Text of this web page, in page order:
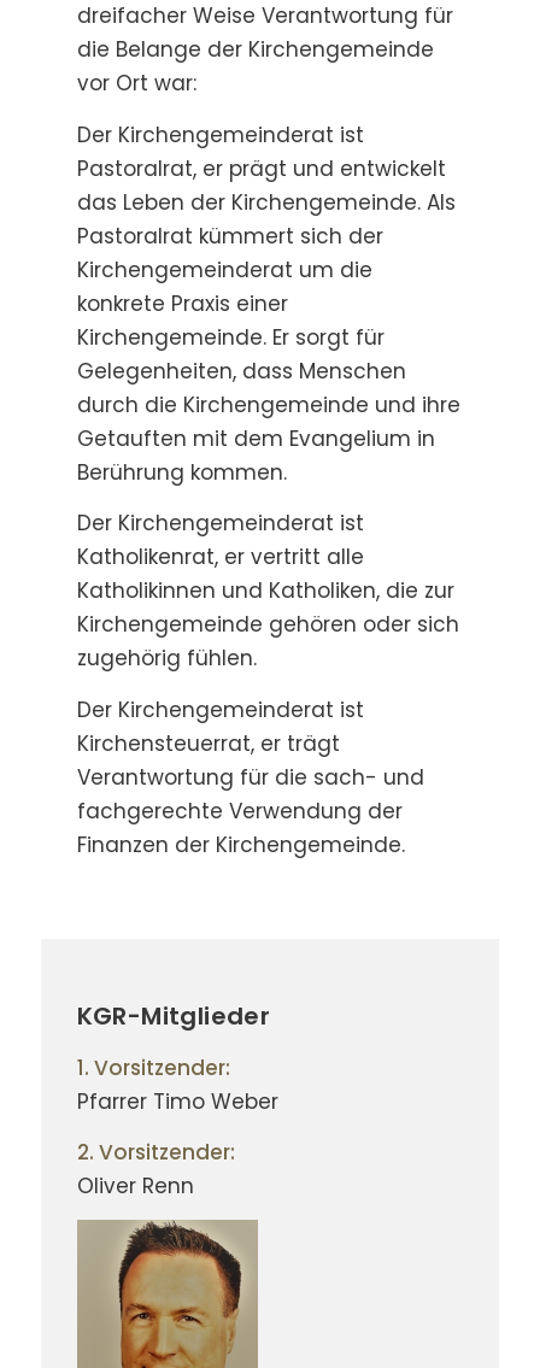
dreifacher Weise Verantwortung für
die Belange der Kirchengemeinde
vor Ort war:
Der Kirchengemeinderat ist
Pastoralrat, er prägt und entwickelt
das Leben der Kirchengemeinde. Als
Pastoralrat kümmert sich der
Kirchengemeinderat um die
konkrete Praxis einer
Kirchengemeinde. Er sorgt für
Gelegenheiten, dass Menschen
durch die Kirchengemeinde und ihre
Getauften mit dem Evangelium in
Berührung kommen.
Der Kirchengemeinderat ist
Katholikenrat, er vertritt alle
Katholikinnen und Katholiken, die zur
Kirchengemeinde gehören oder sich
zugehörig fühlen.
Der Kirchengemeinderat ist
Kirchensteuerrat, er trägt
Verantwortung für die sach- und
fachgerechte Verwendung der
Finanzen der Kirchengemeinde.
KGR-Mitglieder
1. Vorsitzender:
Pfarrer Timo Weber
2. Vorsitzender:
Oliver Renn